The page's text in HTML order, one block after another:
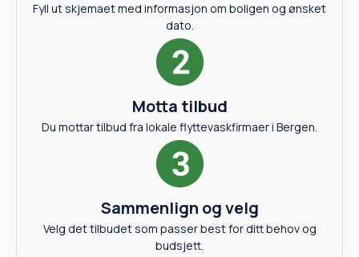
Fyll ut skjemaet med informasjon om boligen og ønsket
dato.
Motta tilbud
Du mottar tilbud fra lokale flyttevaskfirmaer i Bergen.
Sammenlign og velg
Velg det tilbudet som passer best for ditt behov og
budsjett.